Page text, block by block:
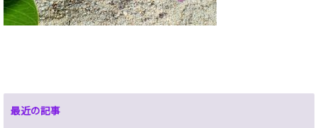
最近の記事